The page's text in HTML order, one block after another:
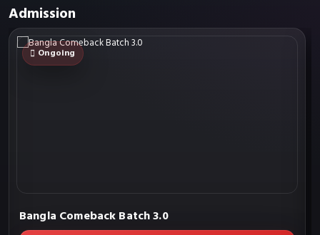
Admission
Ongoing
Bangla Comeback Batch 3.0